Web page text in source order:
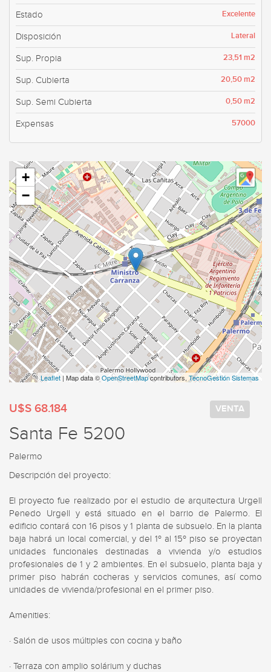
Estado Excelente
Disposición Lateral
Sup. Propia 23,51 m2
Sup. Cubierta 20,50 m2
Sup. Semi Cubierta 0,50 m2
Expensas 57000
+
−
Leaflet | Map data ©OpenStreetMapcontributors, TecnoGestión Sistemas
U$S 68.184 VENTA
Santa Fe 5200
Palermo
Descripción del proyecto:
El proyecto fue realizado por el estudio de arquitectura Urgell
Penedo Urgell y está situado en el barrio de Palermo. El
edificio contará con 16 pisos y 1 planta de subsuelo. En la planta
baja habrá un local comercial, y del 1º al 15º piso se proyectan
unidades funcionales destinadas a vivienda y/o estudios
profesionales de 1 y 2 ambientes. En el subsuelo, planta baja y
primer piso habrán cocheras y servicios comunes, así como
unidades de vivienda/profesional en el primer piso.
Amenities:
· Salón de usos múltiples con cocina y baño
· Terraza con amplio solárium y duchas